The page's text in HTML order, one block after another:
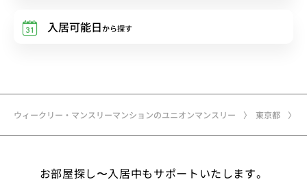
ウィークリー・マンスリーマンションのユニオンマンスリー 東京都
入居可能日から探す
お部屋探し〜入居中もサポートいたします。